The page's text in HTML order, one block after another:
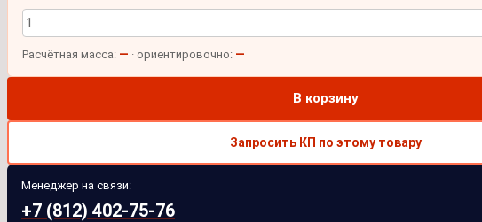
Расчётная масса: — · ориентировочно: —
В корзину
Запросить КП по этому товару
Менеджер на связи:
+7 (812) 402-75-76